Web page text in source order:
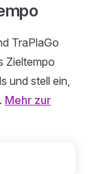
TraPlaGo
Zieltempo
und stell ein,
Mehr zur